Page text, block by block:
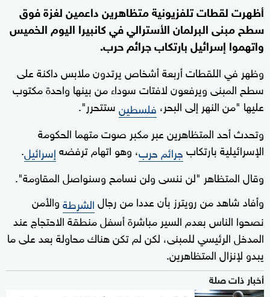
أظهرت لقطات تلفزيونية متظاهرين داعمين لغزة فوق
سطح مبنى البرلمان الأسترالي في كانبيرا اليوم الخميس
واتهموا إسرائيل بارتكاب جرائم حرب.
وظهر في اللقطات أربعة أشخاص يرتدون ملابس داكنة على
سطح المبنى ويرفعون لافتات سوداء من بينها واحدة مكتوب
عليها "من النهر إلى البحر، فلسطينستتحرر".
وتحدث أحد المتظاهرين عبر مكبر صوت متهما الحكومة
الإسرائيلية بارتكابجرائم حرب، وهو اتهام ترفضهإسرائيل.
وقال المتظاهر "لن ننسى ولن نسامح وسنواصل المقاومة".
وأفاد شاهد من رويترز بأن عددا من رجالالشرطةوالأمن
نصحوا الناس بعدم السير مباشرة أسفل منطقة الاحتجاج عند
المدخل الرئيسي للمبنى، لكن لم تكن هناك محاولة بعد على ما
يبدو لإنزال المتظاهرين.
أخبار ذات صلة